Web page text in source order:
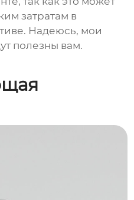
затратам в
Надеюсь, мои
полезны вам.